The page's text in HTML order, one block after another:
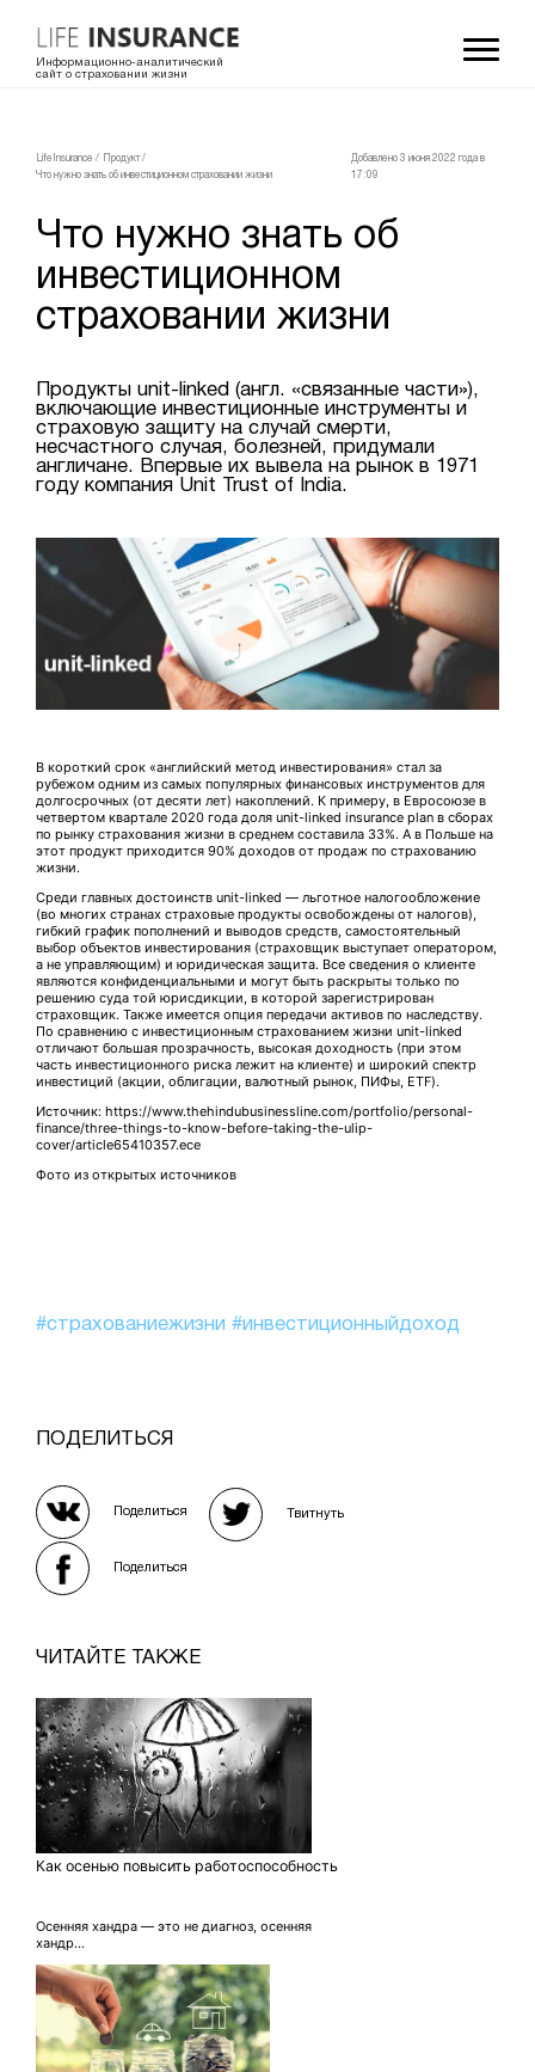
Информационно-аналитический
сайт о страховании жизни
LifeInsurance / Продукт/
Что нужно знать об инвестиционном страховании жизни
Добавлено 3 июня 2022 года в
17:09
Что нужно знать об
инвестиционном
страховании жизни
Продукты unit-linked (англ. «связанные части»),
включающие инвестиционные инструменты и
страховую защиту на случай смерти,
несчастного случая, болезней, придумали
англичане. Впервые их вывела на рынок в 1971
году компания Unit Trust of India.
В короткий срок «английский метод инвестирования» стал за
рубежом одним из самых популярных финансовых инструментов для
долгосрочных (от десяти лет) накоплений. К примеру, в Евросоюзе в
четвертом квартале 2020 года доля unit-linked insurance plan в сборах
по рынку страхования жизни в среднем составила 33%. А в Польше на
этот продукт приходится 90% доходов от продаж по страхованию
жизни.
Среди главных достоинств unit-linked — льготное налогообложение
(во многих странах страховые продукты освобождены от налогов),
гибкий график пополнений и выводов средств, самостоятельный
выбор объектов инвестирования (страховщик выступает оператором,
а не управляющим) и юридическая защита. Все сведения о клиенте
являются конфиденциальными и могут быть раскрыты только по
решению суда той юрисдикции, в которой зарегистрирован
страховщик. Также имеется опция передачи активов по наследству.
По сравнению с инвестиционным страхованием жизни unit-linked
отличают большая прозрачность, высокая доходность (при этом
часть инвестиционного риска лежит на клиенте) и широкий спектр
инвестиций (акции, облигации, валютный рынок, ПИФы, ETF).
Источник: https://www.thehindubusinessline.com/portfolio/personal-
finance/three-things-to-know-before-taking-the-ulip-
cover/article65410357.ece
Фото из открытых источников
#страхованиежизни #инвестиционныйдоход
ПОДЕЛИТЬСЯ
Поделиться Твитнуть
Поделиться
ЧИТАЙТЕ ТАКЖЕ
Как осенью повысить работоспособность
Осенняя хандра — это не диагноз, осенняя
хандр...